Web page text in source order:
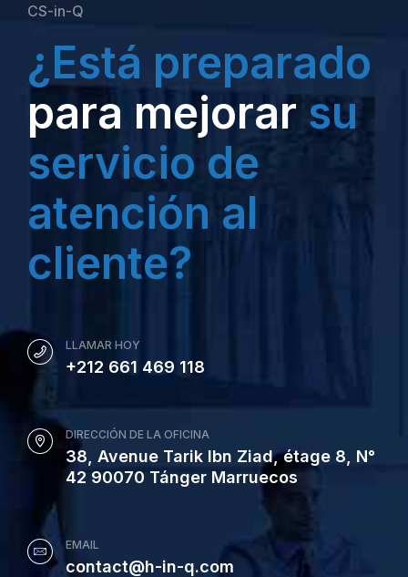
CS-in-Q
¿Está preparado
para mejorarsu
servicio de
atención al
cliente?
LLAMAR HOY
+212 661 469 118
DIRECCIÓN DE LA OFICINA
38, Avenue Tarik Ibn Ziad, étage 8, N°
42 90070 Tánger Marruecos
EMAIL
contact@h-in-q.com